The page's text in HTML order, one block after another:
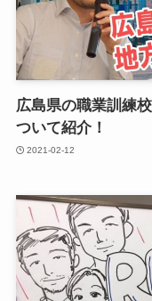
広島県の職業訓練
ついて紹介！
2021-02-12